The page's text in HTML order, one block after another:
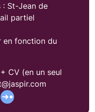
: St-Jean de
partiel
en fonction du
CV (en un seul